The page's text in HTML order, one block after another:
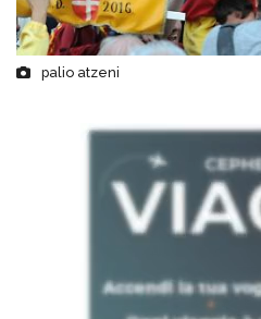
palio atzeni